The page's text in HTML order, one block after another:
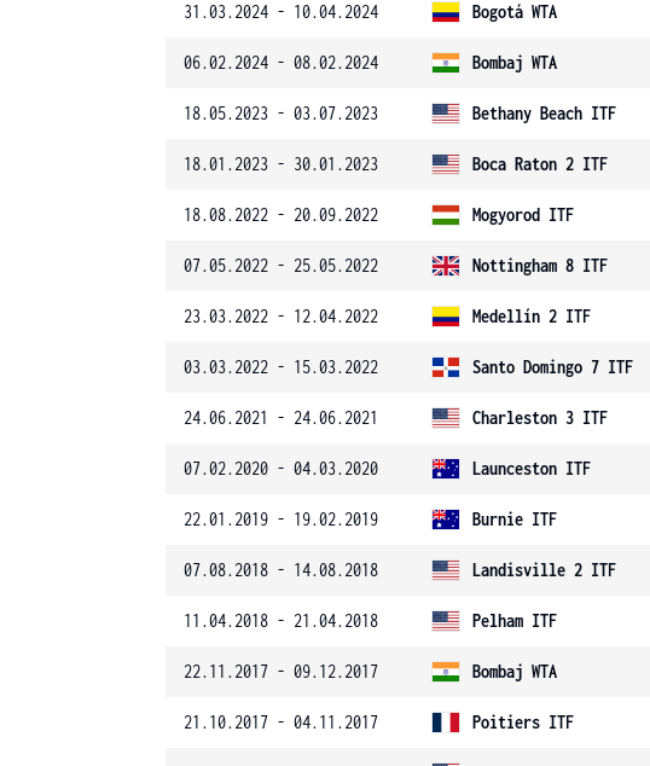
31.03.2024 - 10.04.2024 Bogotá WTA
06.02.2024 - 08.02.2024 Bombaj WTA
18.05.2023 - 03.07.2023 Bethany Beach ITF
18.01.2023 - 30.01.2023 Boca Raton 2 ITF
18.08.2022 - 20.09.2022 Mogyorod ITF
07.05.2022 - 25.05.2022 Nottingham 8 ITF
23.03.2022 - 12.04.2022 Medellín 2 ITF
03.03.2022 - 15.03.2022 Santo Domingo 7 ITF
24.06.2021 - 24.06.2021 Charleston 3 ITF
07.02.2020 - 04.03.2020 Launceston ITF
22.01.2019 - 19.02.2019 Burnie ITF
07.08.2018 - 14.08.2018 Landisville 2 ITF
11.04.2018 - 21.04.2018 Pelham ITF
22.11.2017 - 09.12.2017 Bombaj WTA
21.10.2017 - 04.11.2017 Poitiers ITF